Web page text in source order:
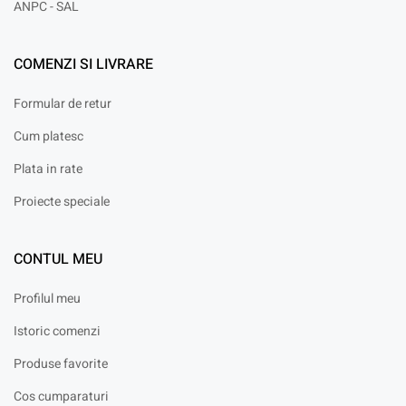
ANPC - SAL
COMENZI SI LIVRARE
Formular de retur
Cum platesc
Plata in rate
Proiecte speciale
CONTUL MEU
Profilul meu
Istoric comenzi
Produse favorite
Cos cumparaturi